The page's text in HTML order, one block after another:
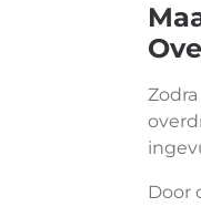
Door